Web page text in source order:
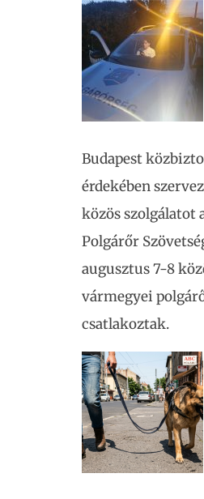
Budapest
érdekében
közös szolgálatot
Polgárőr
augusztus 7-8
vármegyei
csatlakoztak.